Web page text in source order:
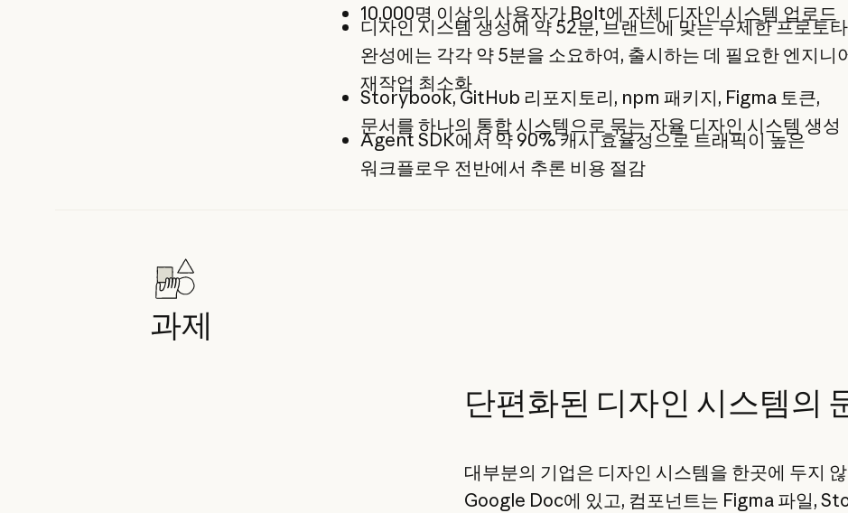
10,000명 이상의 사용자가 Bolt에 자체 디자인 시스템 업로드
디자인 시스템 생성에 약 52분, 브랜드에 맞는 무제한 프로토
완성에는 각각 약 5분을 소요하여, 출시하는 데 필요한 엔지니
재작업 최소화
Storybook, GitHub 리포지토리, npm 패키지, Figma 토큰,
문서를 하나의 통합 시스템으로 묶는 자율 디자인 시스템 생성
Agent SDK에서 약 90% 캐시 효율성으로 트래픽이 높은
워크플로우 전반에서 추론 비용 절감
과제
단편화된 디자인 시스템의
대부분의 기업은 디자인 시스템을 한곳에 두지
Google Doc에 있고, 컴포넌트는 Figma 파일,